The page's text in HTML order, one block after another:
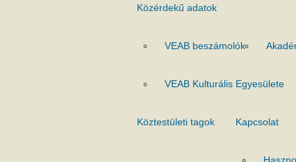
Közérdekű adatok
VEAB beszámolók
VEAB Kulturális Egyesülete
Köztestületi tagok Kapcsolat